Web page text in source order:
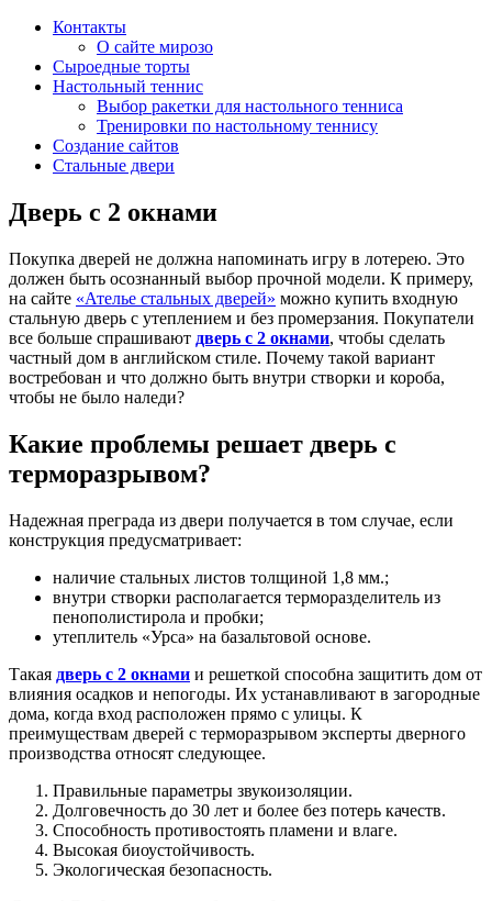
Контакты
О сайте мирозо
Сыроедные торты
Настольный теннис
Выбор ракетки для настольного тенниса
Тренировки по настольному теннису
Создание сайтов
Стальные двери
Дверь с 2 окнами
Покупка дверей не должна напоминать игру в лотерею. Это
должен быть осознанный выбор прочной модели. К примеру,
на сайте «Ателье стальных дверей» можно купить входную
стальную дверь с утеплением и без промерзания. Покупатели
все больше спрашивают дверь с 2 окнами, чтобы сделать
частный дом в английском стиле. Почему такой вариант
востребован и что должно быть внутри створки и короба,
чтобы не было наледи?
Какие проблемы решает дверь с
терморазрывом?
Надежная преграда из двери получается в том случае, если
конструкция предусматривает:
наличие стальных листов толщиной 1,8 мм.;
внутри створки располагается терморазделитель из
пенополистирола и пробки;
утеплитель «Урса» на базальтовой основе.
Такая дверь с 2 окнами и решеткой способна защитить дом от
влияния осадков и непогоды. Их устанавливают в загородные
дома, когда вход расположен прямо с улицы. К
преимуществам дверей с терморазрывом эксперты дверного
производства относят следующее.
Правильные параметры звукоизоляции.
Долговечность до 30 лет и более без потерь качеств.
Способность противостоять пламени и влаге.
Высокая биоустойчивость.
Экологическая безопасность.